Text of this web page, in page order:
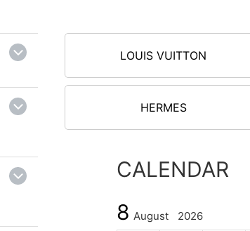
LOUIS VUITTON
HERMES
CALENDAR
8 August 2026